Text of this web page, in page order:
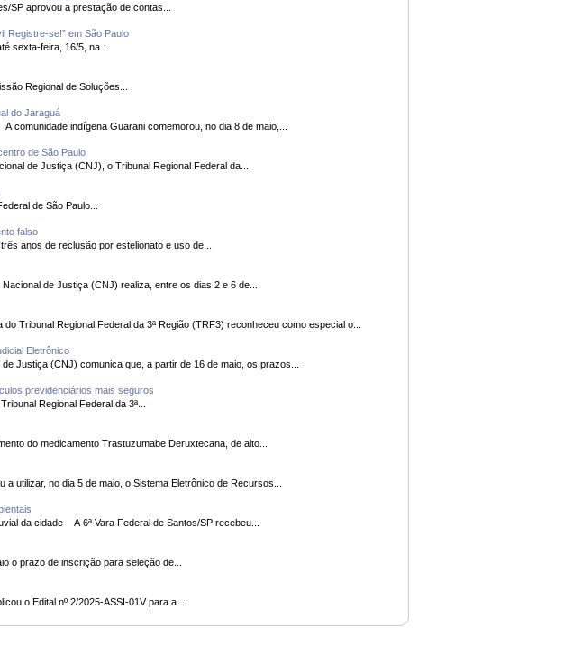
recebeu R$ 22 mil A 1ª Vara Federal de Jales/SP aprovou a prestação de contas...
Registre-se!” em São Paulo
sexta-feira, 16/5, na...
para área ocupada por 95 famílias em reserva legal do Incra A Comissão Regional de Soluções...
do Jaraguá
Documento homologado pelo TRF3 promoveu a coexistência ambiental-multicultural pacífica na região A comunidade indígena Guarani comemorou, no dia 8 de maio,...
de São Paulo
se!” ocorrem de 12 a 16 de maio, na Praça da Sé O Conselho Nacional de Justiça (CNJ), o Tribunal Regional Federal da...
da Justiça Federal de São Paulo...
falso
um homem a três anos de reclusão por estelionato e uso de...
de boas práticas e o aprimoramento da gestão judiciária O Conselho Nacional de Justiça (CNJ) realiza, entre os dias 2 e 6 de...
do primeiro grau que concedeu aposentadoria especial A Nona Turma do Tribunal Regional Federal da 3ª Região (TRF3) reconheceu como especial o...
Eletrônico
Judiciário a partir de 16 de maio O Conselho Nacional de Justiça (CNJ) comunica que, a partir de 16 de maio, os prazos...
previdenciários mais seguros
divulgado no 1º Encontro Nacional de Inovação e Boas Práticas da Justiça Federal O Tribunal Regional Federal da 3ª...
o fornecimento do medicamento Trastuzumabe Deruxtecana, de alto...
Justiça Federal da 3ª Região passou a utilizar, no dia 5 de maio, o Sistema Eletrônico de Recursos...
Cerca de dois mil litros de óleo diesel escorreram do sistema de geradores da empresa para a rede pluvial da cidade A 6ª Vara Federal de Santos/SP recebeu...
de cadastro reserva Termina no dia 8 de maio o prazo de inscrição para seleção de...
1ª Vara Federal de Assis/SP publicou o Edital nº 2/2025-ASSI-01V para a...